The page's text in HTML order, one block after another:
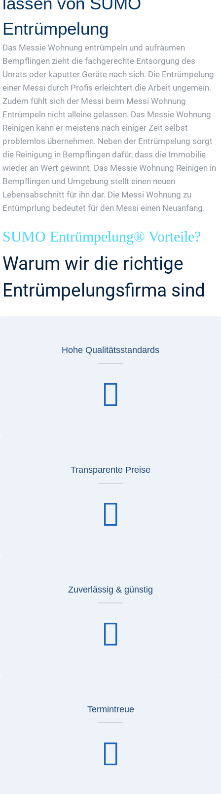
Entrümpelung
Das Messie Wohnung entrümpeln und aufräumen
Bempflingen zieht die fachgerechte Entsorgung des
Unrats oder kaputter Geräte nach sich. Die Entrümpelung
einer Messi durch Profis erleichtert die Arbeit ungemein.
Zudem fühlt sich der Messi beim Messi Wohnung
Entrümpeln nicht alleine gelassen. Das Messie Wohnung
Reinigen kann er meistens nach einiger Zeit selbst
problemlos übernehmen. Neben der Entrümpelung sorgt
die Reinigung in Bempflingen dafür, dass die Immobilie
wieder an Wert gewinnt. Das Messie Wohnung Reinigen in
Bempflingen und Umgebung stellt einen neuen
Lebensabschnitt für ihn dar. Die Messi Wohnung zu
Entümprlung bedeutet für den Messi einen Neuanfang.
SUMO Entrümpelung® Vorteile?
Warum wir die richtige
Entrümpelungsfirma sind
Hohe Qualitätsstandards
Transparente Preise
Zuverlässig & günstig
Termintreue